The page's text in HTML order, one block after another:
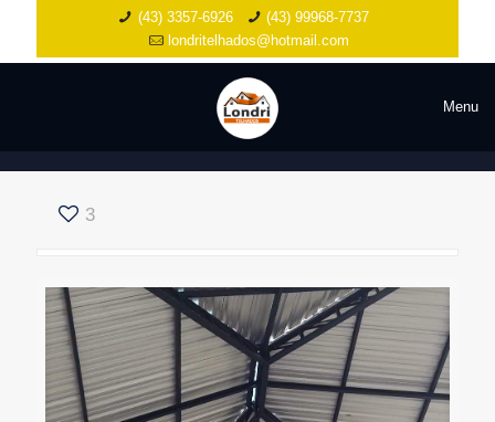
(43) 3357-6926
(43) 99968-7737
londritelhados@hotmail.com
Menu
3